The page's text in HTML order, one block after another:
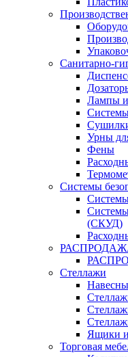
Санитарно-
Лампы
Урны
Фены
Системы
(СКУД)
Стеллажи
Ящики и
Торговая